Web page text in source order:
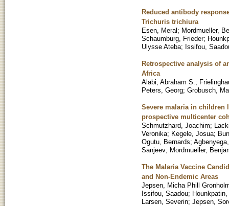
Reduced antibody
Trichuris trichiura
Esen, Meral; Mordmueller,
Schaumburg, Frieder;
Ulysse Ateba; Issifou,
Retrospective analysis of
Africa
Alabi, Abraham S. ;
Peters, Georg; Grobusch,
Severe malaria in children
prospective multicenter
Schmutzhard, Joachim;
Veronika; Kegele, Josua;
Ogutu, Bernards;
Sanjeev; Mordmueller,
The Malaria Vaccine
and Non-Endemic Areas
Jepsen, Micha Phill
Issifou, Saadou;
Larsen, Severin; Jepsen,